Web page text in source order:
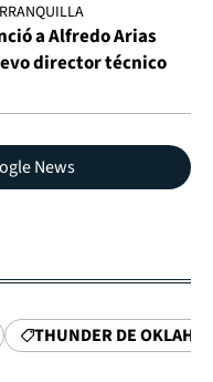
a Alfredo Arias
director técnico
News
THUNDER DE